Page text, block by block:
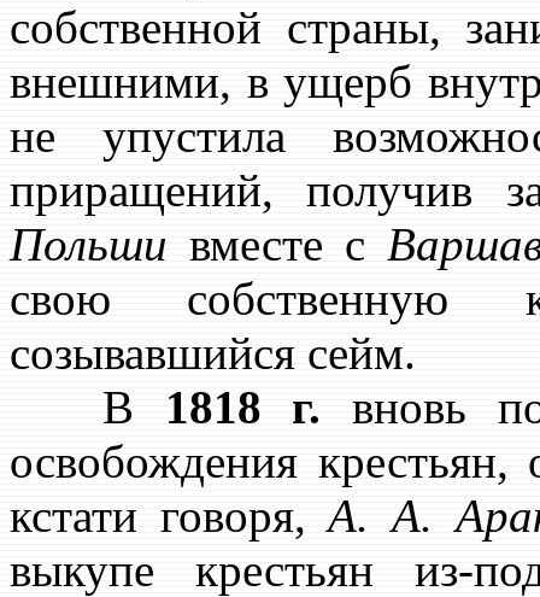
собственной страны,
внешними, в ущерб
не упустила
приращений, получив
Польши вместе с
свою собственную
созывавшийся сейм.
В 1818 г. вновь
освобождения
кстати говоря,А. А.
выкупе крестьян из-